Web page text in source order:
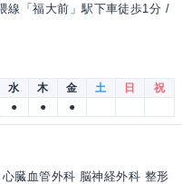
線「福大前」駅下車徒歩1分 /
水 木 金 土 日
祝
● ● ●
臓血管外科 脳神経外科 整形